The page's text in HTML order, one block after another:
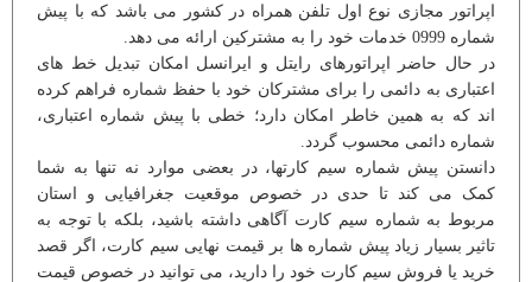
اپراتور مجازی نوع اول تلفن همراه در کشور می باشد که با پیش
شماره 0999 خدمات خود را به مشترکین ارائه می دهد.
در حال حاضر اپراتورهای رایتل و ایرانسل امکان تبدیل خط های
اعتباری به دائمی را برای مشترکان خود با حفظ شماره فراهم کرده
اند که به همین خاطر امکان دارد؛ خطی با پیش شماره اعتباری،
شماره دائمی محسوب گردد.
دانستن پیش شماره سیم کارتها، در بعضی موارد نه تنها به شما
کمک می کند تا حدی در خصوص موقعیت جغرافیایی و استان
مربوط به شماره سیم کارت آگاهی داشته باشید، بلکه با توجه به
تاثیر بسیار زیاد پیش شماره ها بر قیمت نهایی سیم کارت، اگر قصد
خرید یا فروش سیم کارت خود را دارید، می توانید در خصوص قیمت